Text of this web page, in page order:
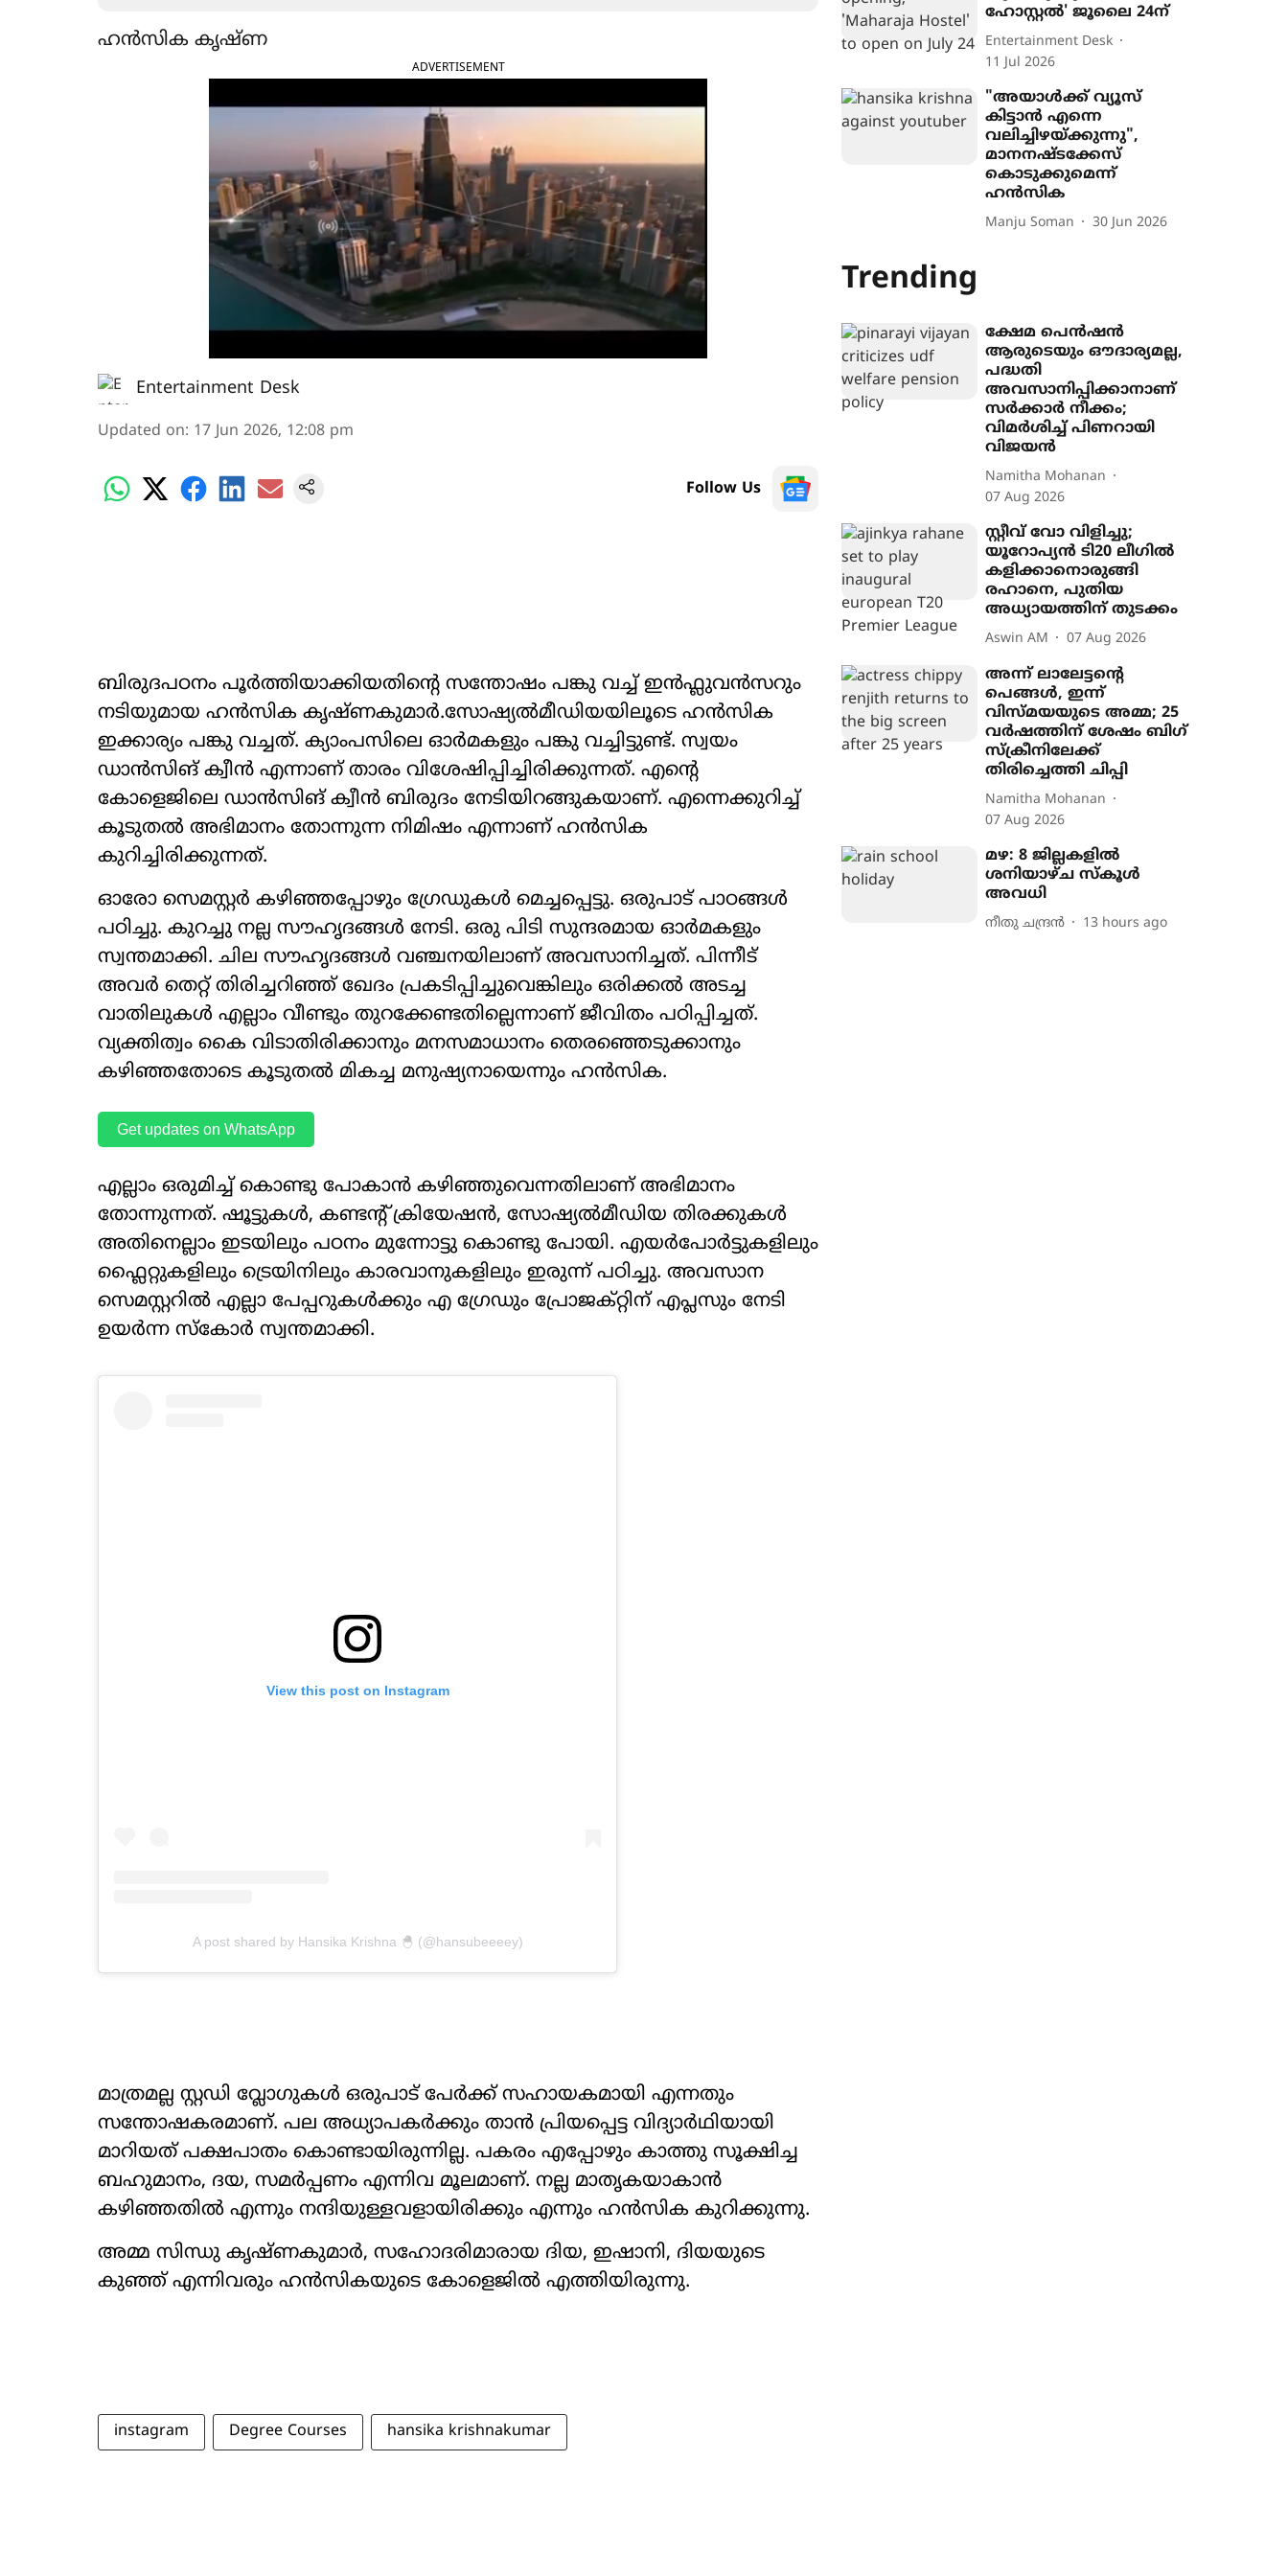
ഹൻസിക കൃഷ്ണ
ADVERTISEMENT
Entertainment Desk
Updated on: 17 Jun 2026, 12:08 pm
Follow Us
ബിരുദപഠനം പൂർത്തിയാക്കിയതിന്‍റെ സന്തോഷം പങ്കു വച്ച് ഇൻഫ്ലുവൻസറും
നടിയുമായ ഹൻസിക കൃഷ്ണകുമാർ.സോഷ്യൽമീഡിയയിലൂടെ ഹൻസിക
ഇക്കാര്യം പങ്കു വച്ചത്. ക്യാംപസിലെ ഓർമകളും പങ്കു വച്ചിട്ടുണ്ട്. സ്വയം
ഡാൻസിങ് ക്വീൻ എന്നാണ് താരം വിശേഷിപ്പിച്ചിരിക്കുന്നത്. എന്‍റെ
കോളെജിലെ ഡാൻസിങ് ക്വീൻ ബിരുദം നേടിയിറങ്ങുകയാണ്. എന്നെക്കുറിച്ച്
കൂടുതൽ അഭിമാനം തോന്നുന്ന നിമിഷം എന്നാണ് ഹൻസിക
കുറിച്ചിരിക്കുന്നത്.
ഓരോ സെമസ്റ്റർ കഴിഞ്ഞപ്പോഴും ഗ്രേഡുകൾ മെച്ചപ്പെട്ടു. ഒരുപാട് പാഠങ്ങൾ
പഠിച്ചു. കുറച്ചു നല്ല സൗഹൃദങ്ങൾ നേടി. ഒരു പിടി സുന്ദരമായ ഓർമകളും
സ്വന്തമാക്കി. ചില സൗഹൃദങ്ങൾ വഞ്ചനയിലാണ് അവസാനിച്ചത്. പിന്നീട്
അവർ തെറ്റ് തിരിച്ചറിഞ്ഞ് ഖേദം പ്രകടിപ്പിച്ചുവെങ്കിലും ഒരിക്കൽ അടച്ച
വാതിലുകൾ എല്ലാം വീണ്ടും തുറക്കേണ്ടതില്ലെന്നാണ് ജീവിതം പഠിപ്പിച്ചത്.
വ്യക്തിത്വം കൈ വിടാതിരിക്കാനും മനസമാധാനം തെരഞ്ഞെടുക്കാനും
കഴിഞ്ഞതോടെ കൂടുതൽ മികച്ച മനുഷ്യനായെന്നും ഹൻസിക.
Get updates on WhatsApp
എല്ലാം ഒരുമിച്ച് കൊണ്ടു പോകാൻ കഴിഞ്ഞുവെന്നതിലാണ് അഭിമാനം
തോന്നുന്നത്. ഷൂട്ടുകൾ, കണ്ടന്‍റ് ക്രിയേഷൻ, സോഷ്യൽമീഡിയ തിരക്കുകൾ
അതിനെല്ലാം ഇടയിലും പഠനം മുന്നോട്ടു കൊണ്ടു പോയി. എയർപോർട്ടുകളിലും
ഫ്ലൈറ്റുകളിലും ട്രെയിനിലും കാരവാനുകളിലും ഇരുന്ന് പഠിച്ചു. അവസാന
സെമസ്റ്ററിൽ എല്ലാ പേപ്പറുകൾക്കും എ ഗ്രേഡും പ്രോജക്റ്റിന് എപ്ലസും നേടി
ഉയർന്ന സ്കോർ സ്വന്തമാക്കി.
View this post on Instagram
A post shared by Hansika Krishna 🐣 (@hansubeeeey)
മാത്രമല്ല സ്റ്റഡി വ്ലോഗുകൾ ഒരുപാട് പേർക്ക് സഹായകമായി എന്നതും
സന്തോഷകരമാണ്. പല അധ്യാപകർക്കും താൻ പ്രിയപ്പെട്ട വിദ്യാർഥിയായി
മാറിയത് പക്ഷപാതം കൊണ്ടായിരുന്നില്ല. പകരം എപ്പോഴും കാത്തു സൂക്ഷിച്ച
ബഹുമാനം, ദയ, സമർപ്പണം എന്നിവ മൂലമാണ്. നല്ല മാതൃകയാകാൻ
കഴിഞ്ഞതിൽ എന്നും നന്ദിയുള്ളവളായിരിക്കും എന്നും ഹൻസിക കുറിക്കുന്നു.
അമ്മ സിന്ധു കൃഷ്ണകുമാർ, സഹോദരിമാരായ ദിയ, ഇഷാനി, ദിയയുടെ
കുഞ്ഞ് എന്നിവരും ഹൻസികയുടെ കോളെജിൽ എത്തിയിരുന്നു.
instagram Degree Courses hansika krishnakumar
ഹോസ്റ്റൽ' ജൂലൈ 24ന്
Entertainment Desk
11 Jul 2026
"അയാൾക്ക് വ്യൂസ്
കിട്ടാൻ എന്നെ
വലിച്ചിഴയ്ക്കുന്നു",
മാനനഷ്ടക്കേസ്
കൊടുക്കുമെന്ന്
ഹൻസിക
Manju Soman 30 Jun 2026
Trending
ക്ഷേമ പെൻഷൻ
ആരുടെയും ഔദാര്യമല്ല,
പദ്ധതി
അവസാനിപ്പിക്കാനാണ്
സർക്കാർ നീക്കം;
വിമർശിച്ച് പിണറായി
വിജയൻ
Namitha Mohanan
07 Aug 2026
സ്റ്റീവ് വോ വിളിച്ചു;
യൂറോപ‍്യൻ ടി20 ലീഗിൽ
കളിക്കാനൊരുങ്ങി
രഹാനെ, പുതിയ
അധ‍്യായത്തിന് തുടക്കം
Aswin AM 07 Aug 2026
അന്ന് ലാലേട്ടന്‍റെ
പെങ്ങൾ, ഇന്ന്
വിസ്മയയുടെ അമ്മ; 25
വർഷത്തിന് ശേഷം ബിഗ്
സ്ക്രീനിലേക്ക്
തിരിച്ചെത്തി ചിപ്പി
Namitha Mohanan
07 Aug 2026
മഴ: 8 ജില്ലകളിൽ
ശനിയാഴ്ച സ്കൂൾ
അവധി
നീതു ചന്ദ്രൻ 13 hours ago